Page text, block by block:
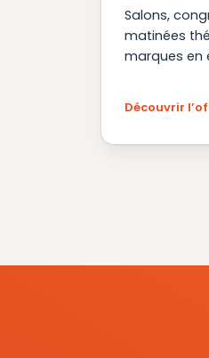
Salons,
matinées
marques en
Découvrir